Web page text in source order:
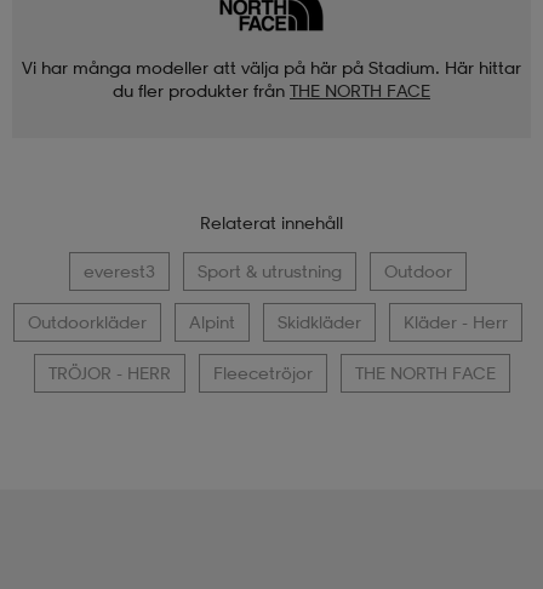
Vi har många modeller att välja på här på Stadium. Här hittar
du fler produkter från THE NORTH FACE
Relaterat innehåll
everest3 Sport & utrustning Outdoor
Outdoorkläder Alpint Skidkläder Kläder - Herr
TRÖJOR - HERR Fleecetröjor THE NORTH FACE